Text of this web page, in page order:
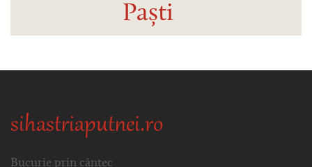
Paști
sihastriaputnei.ro
Bucurie prin cântec